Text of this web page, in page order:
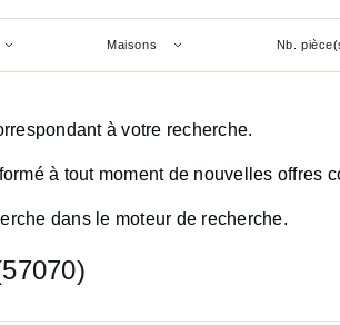
Maisons Nb.
à votre recherche.
à tout moment de nouvelles offres
dans le moteur de recherche.